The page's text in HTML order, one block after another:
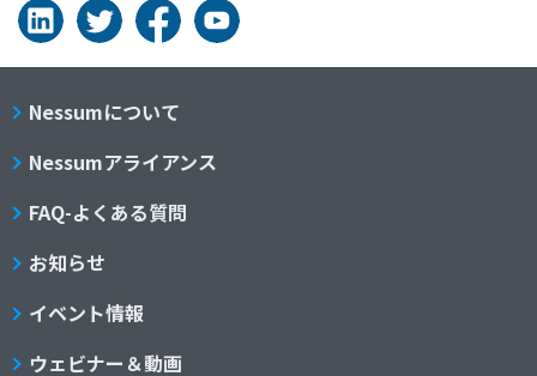
Nessumについて
Nessumアライアンス
FAQ-よくある質問
お知らせ
イベント情報
ウェビナー＆動画